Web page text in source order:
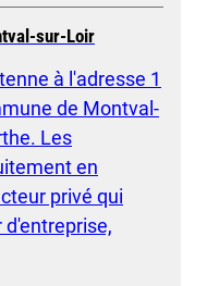
sur-Loir
à l'adresse 1
de Montval-
Les
en
privé qui